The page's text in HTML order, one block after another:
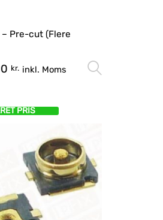
– Pre-cut (Flere
kr. inkl. Moms
PRIS